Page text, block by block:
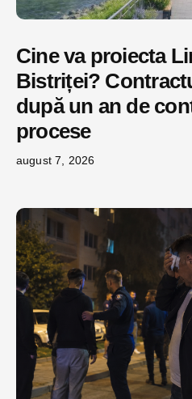
Cine va proiecta
Bistriței?
după un an de
procese
august 7, 2026